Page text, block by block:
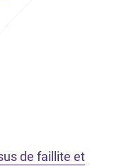
de faillite et